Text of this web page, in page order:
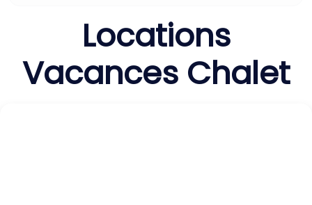
Locations
Vacances Chalet